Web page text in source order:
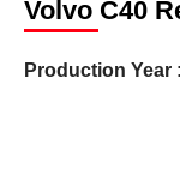
Volvo C40
Production Year :